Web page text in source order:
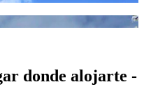
donde alojarte -